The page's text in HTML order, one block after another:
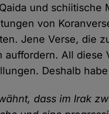
und schiitische
von
Jene Verse, die
auffordern. All diese
Deshalb
dass im Irak